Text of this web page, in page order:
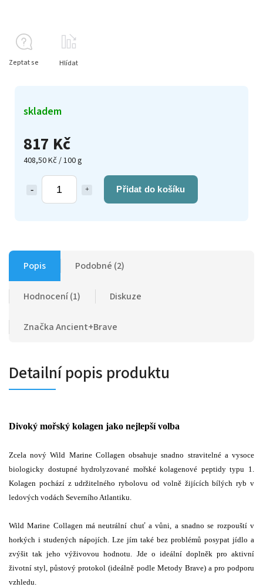
817 Kč
408,50 Kč / 100 g
Přidat do košíku
skladem
Zeptat se Hlídat
Popis Podobné (2)
Hodnocení (1) Diskuze
ZnačkaAncient+Brave
Detailní popis produktu
Divoký mořský kolagen jako nejlepší volba
Zcela nový Wild Marine Collagen obsahuje snadno stravitelné a vysoce
biologicky dostupné hydrolyzované mořské kolagenové peptidy typu 1.
Kolagen pochází z udržitelného rybolovu od volně žijících bílých ryb v
ledových vodách Severního Atlantiku.
Wild Marine Collagen má neutrální chuť a vůni, a snadno se rozpouští v
horkých i studených nápojích. Lze jím také bez problémů posypat jídlo a
zvýšit tak jeho výživovou hodnotu. Jde o ideální doplněk pro aktivní
životní styl, půstový protokol (ideálně podle Metody Brave) a pro podporu
vzhledu.